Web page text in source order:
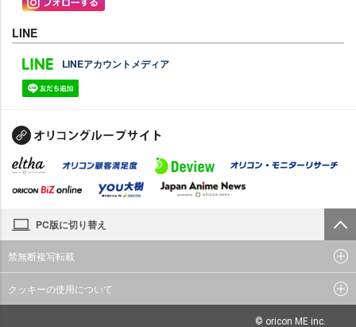
LINE
LINEアカウントメディア
PC版に切り替え
禁無断複写転載
クッキーの使用について
© oricon ME inc.